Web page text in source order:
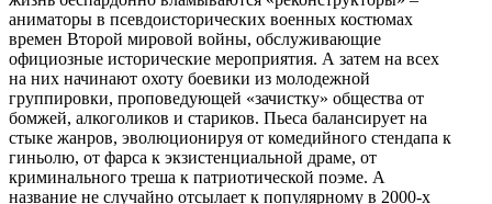
аниматоры в псевдоисторических военных костюмах
времен Второй мировой войны, обслуживающие
официозные исторические мероприятия. А затем на всех
на них начинают охоту боевики из молодежной
группировки, проповедующей «зачистку» общества от
бомжей, алкоголиков и стариков. Пьеса балансирует на
стыке жанров, эволюционируя от комедийного стендапа к
гиньолю, от фарса к экзистенциальной драме, от
криминального треша к патриотической поэме. А
название не случайно отсылает к популярному в 2000-х